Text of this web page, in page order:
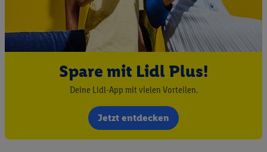
Spare mit Lidl Plus!
Deine Lidl-App mit vielen Vorteilen.
Jetzt entdecken